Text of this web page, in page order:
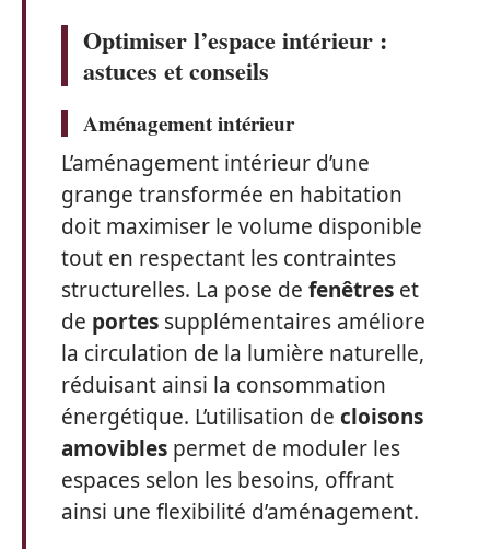
Optimiser l’espace intérieur :
astuces et conseils
Aménagement intérieur
L’aménagement intérieur d’une
grange transformée en habitation
doit maximiser le volume disponible
tout en respectant les contraintes
structurelles. La pose de fenêtres et
de portes supplémentaires améliore
la circulation de la lumière naturelle,
réduisant ainsi la consommation
énergétique. L’utilisation de cloisons
amovibles permet de moduler les
espaces selon les besoins, offrant
ainsi une flexibilité d’aménagement.